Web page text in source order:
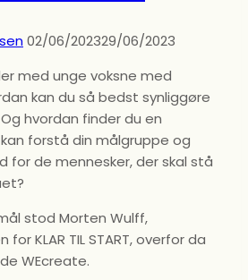
02/06/202329/06/2023
med unge voksne med
kan du så bedst synliggøre
hvordan finder du en
forstå din målgruppe og
for de mennesker, der skal stå
stod Morten Wulff,
KLAR TIL START, overfor da
WEcreate.